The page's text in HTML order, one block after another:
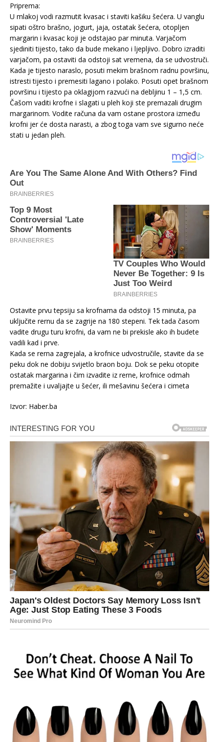
Priprema:
U mlakoj vodi razmutit kvasac i staviti kašiku šećera. U vanglu
sipati oštro brašno, jogurt, jaja, ostatak šećera, otopljen
margarin i kvasac koji je odstajao par minuta. Varjačom
sjediniti tijesto, tako da bude mekano i ljepljivo. Dobro izraditi
varjačom, pa ostaviti da odstoji sat vremena, da se udvostruči.
Kada je tijesto naraslo, posuti mekim brašnom radnu površinu,
istresti tijesto i premesiti lagano i polako. Posuti opet brašnom
površinu i tijesto pa oklagijom razvući na debljinu 1 – 1,5 cm.
Čašom vaditi krofne i slagati u pleh koji ste premazali drugim
margarinom. Vodite računa da vam ostane prostora između
krofni jer će dosta narasti, a zbog toga vam sve sigurno neće
stati u jedan pleh.
Ostavite prvu tepsiju sa krofnama da odstoji 15 minuta, pa
uključite rernu da se zagrije na 180 stepeni. Tek tada časom
vadite drugu turu krofni, da vam ne bi prekisle ako ih budete
vadili kad i prve.
Kada se rerna zagrejala, a krofnice udvostručile, stavite da se
peku dok ne dobiju svijetlo braon boju. Dok se peku otopite
ostatak margarina i čim izvadite iz rerne, krofnice odmah
premažite i uvaljajte u šećer, ili mešavinu šećera i cimeta
Izvor: Haber.ba